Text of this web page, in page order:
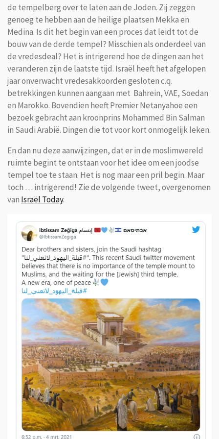
de tempelberg over te laten aan de Joden. Zij zeggen
genoeg te hebben aan de heilige plaatsen Mekka en
Medina. Is dit het begin van een proces dat leidt tot de
bouw van de derde tempel? Misschien als onderdeel van
de vredesdeal? Het is intrigerend hoe de dingen aan het
veranderen zijn de laatste tijd. Israël heeft het afgelopen
jaar onverwacht vredesakkoorden gesloten c.q.
betrekkingen kunnen aangaan met Bahrein, VAE, Soedan
en Marokko. Bovendien heeft Premier Netanyahoe een
bezoek gebracht aan kroonprins Mohammed Bin Salman
in Saudi Arabië. Dingen die tot voor kort onmogelijk leken.
En dan nu deze aanwijzingen, dat er in de moslimwereld
ruimte begint te ontstaan voor het idee om een joodse
tempel toe te staan. Het is nog maar een pril begin. Maar
toch … intrigerend! Zie de volgende tweet, overgenomen
van Israël Today.